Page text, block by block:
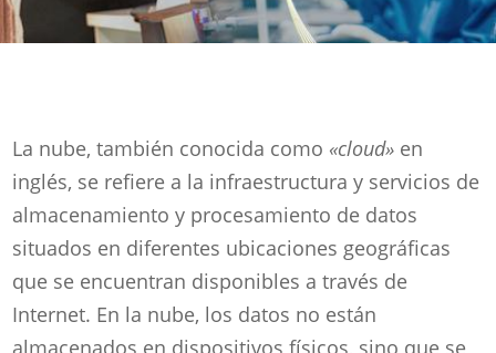
La nube, también conocida como «cloud» en
inglés, se refiere a la infraestructura y servicios de
almacenamiento y procesamiento de datos
situados en diferentes ubicaciones geográficas
que se encuentran disponibles a través de
Internet. En la nube, los datos no están
almacenados en dispositivos físicos, sino que se